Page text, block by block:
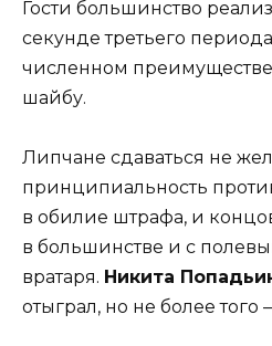
Гости большинство
секунде третьего
численном
шайбу.
Липчане сдаваться не
принципиальность
в обилие штрафа, и
в большинстве и с
вратаря. Никита
отыграл, но не более того